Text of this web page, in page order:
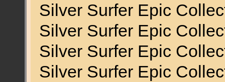
Silver Surfer Epic
Silver Surfer Epic
Silver Surfer Epic
Silver Surfer Epic